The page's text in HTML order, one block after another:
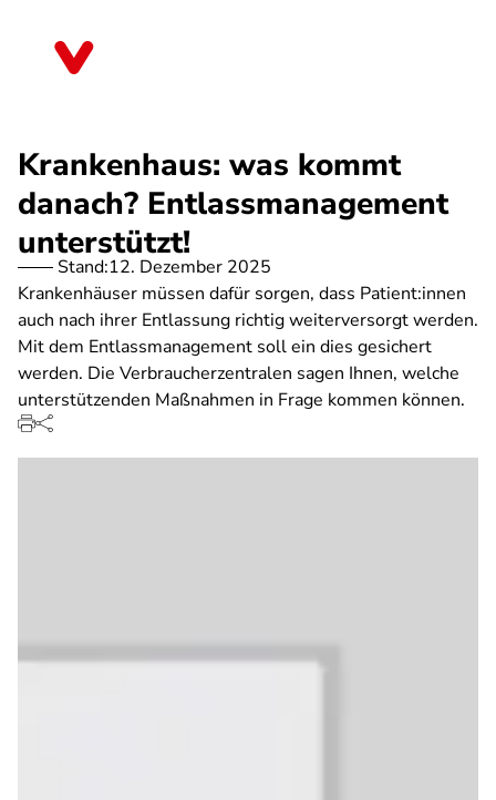
Krankenhaus: was kommt
danach? Entlassmanagement
unterstützt!
Stand:12. Dezember 2025
Krankenhäuser müssen dafür sorgen, dass Patient:innen
auch nach ihrer Entlassung richtig weiterversorgt werden.
Mit dem Entlassmanagement soll ein dies gesichert
werden. Die Verbraucherzentralen sagen Ihnen, welche
unterstützenden Maßnahmen in Frage kommen können.